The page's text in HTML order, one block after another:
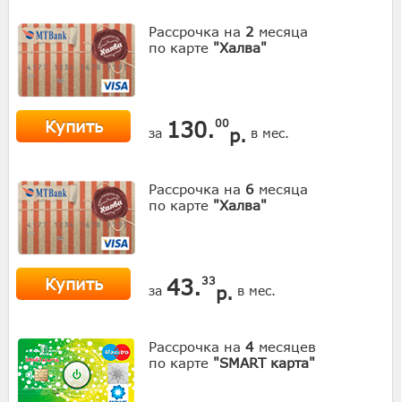
Рассрочка на 2 месяца
по карте "Халва"
Купить за 130.00
р. в мес.
Рассрочка на 6 месяца
по карте "Халва"
Купить за 43. 33
р. в мес.
Рассрочка на 4 месяцев
по карте "SMART карта"